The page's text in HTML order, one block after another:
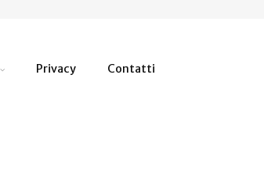
Privacy Contatti